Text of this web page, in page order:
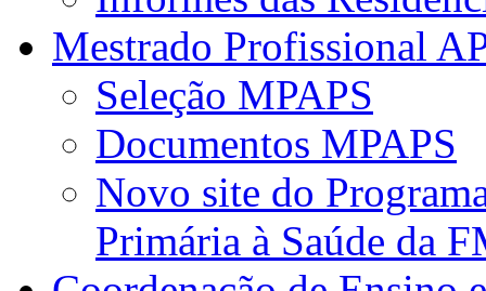
Mestrado Profissional
Seleção MPAPS
Documentos MPAPS
Novo site do
Primária à Saúde da